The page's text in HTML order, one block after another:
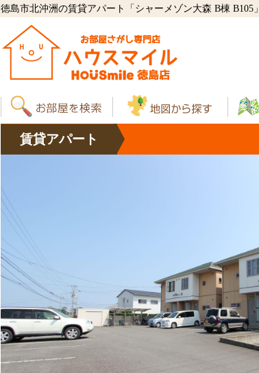
徳島市北沖洲の賃貸アパート「シャーメゾン大森 B棟 B105」
賃貸アパート